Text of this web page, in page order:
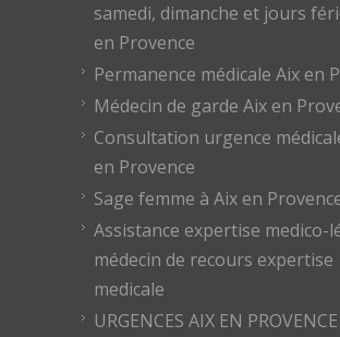
samedi, dimanche et jours
en Provence
Permanence médicale Aix en
Médecin de garde Aix en
Consultation urgence
en Provence
Sage femme à Aix en
Assistance expertise medico-
médecin de recours expertise
medicale
URGENCES AIX EN PROVENCE